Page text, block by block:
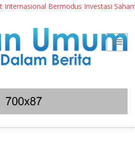
Bermodus Investasi Saham &